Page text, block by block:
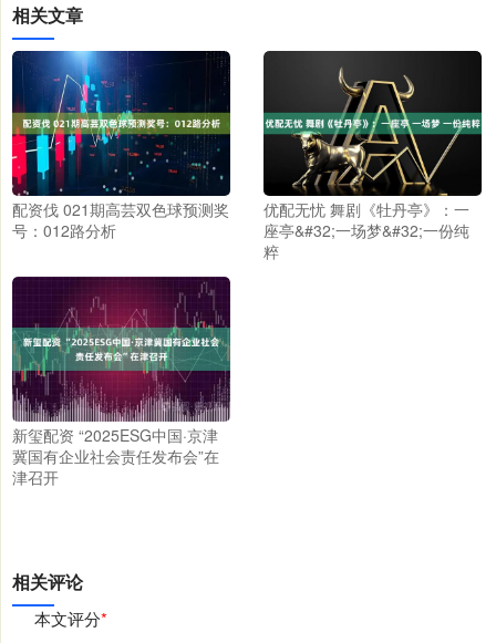
相关文章
配资伐 021期高芸双色球预测奖
号：012路分析
优配无忧 舞剧《牡丹亭》：一
座亭&#32;一场梦&#32;一份纯
粹
新玺配资 “2025ESG中国·京津
冀国有企业社会责任发布会”在
津召开
相关评论
本文评分*